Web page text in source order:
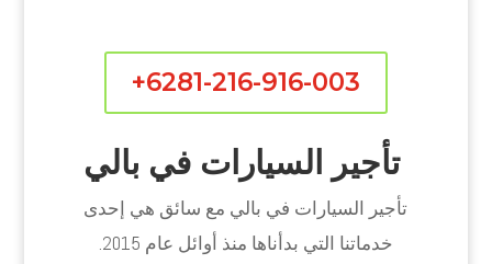
+6281-216-916-003
تأجير السيارات في بالي
تأجير السيارات في بالي مع سائق هي إحدى
خدماتنا التي بدأناها منذ أوائل عام 2015.